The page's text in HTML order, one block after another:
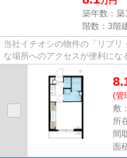
築年数：築
階数：3階
当社イチオシの物件の「リブリ
な場所へのアクセスが便利に
と買い物も快適にできますね。...
(管
敷
所
間
面